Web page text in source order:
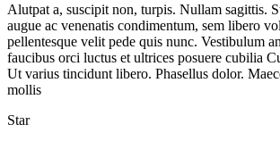
Alutpat a, suscipit non, turpis. Nullam sagittis.
augue ac venenatis condimentum, sem libero
pellentesque velit pede quis nunc. Vestibulum
faucibus orci luctus et ultrices posuere cubilia
Ut varius tincidunt libero. Phasellus dolor.
mollis
Star